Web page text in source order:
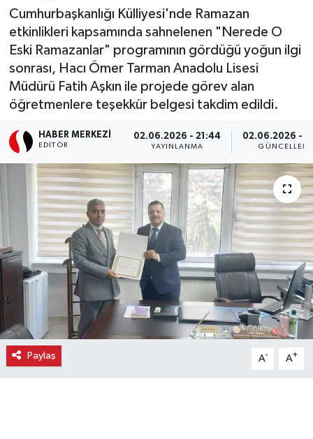
Cumhurbaşkanlığı Külliyesi'nde Ramazan
etkinlikleri kapsamında sahnelenen "Nerede O
Eski Ramazanlar" programının gördüğü yoğun ilgi
sonrası, Hacı Ömer Tarman Anadolu Lisesi
Müdürü Fatih Aşkın ile projede görev alan
öğretmenlere teşekkür belgesi takdim edildi.
HABER MERKEZI
EDITÖR
02.06.2026 - 21:44
YAYINLANMA
02.06.2026 -
Paylaş A- A+
Eğitim
Ekonomi
Eleman
Gündem
Gurme
Haber
İlçe Haberleri
Keşfet
Kültür & Sanat
Haber Arşivi